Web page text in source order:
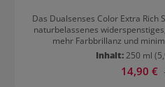
Das Dualsenses Color Extra
naturbelassenes
mehr Farbbrillanz und
Farbtechnologie enthält
Dank der innovativen
Inhalt:250 ml
14,90 €